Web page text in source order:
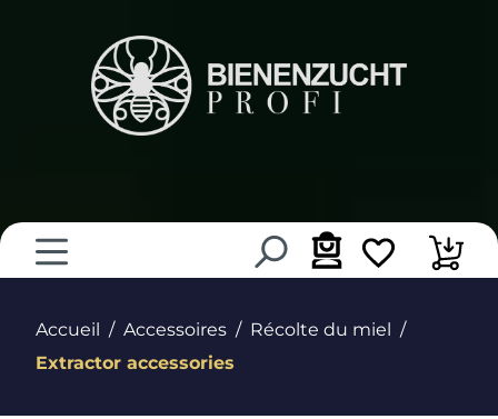
Accueil Accessoires
Récolte du miel
Extractor accessories